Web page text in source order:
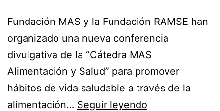
Fundación MAS y la Fundación RAMSE han
organizado una nueva conferencia
divulgativa de la “Cátedra MAS
Alimentación y Salud” para promover
hábitos de vida saludable a través de la
alimentación… Seguir leyendo